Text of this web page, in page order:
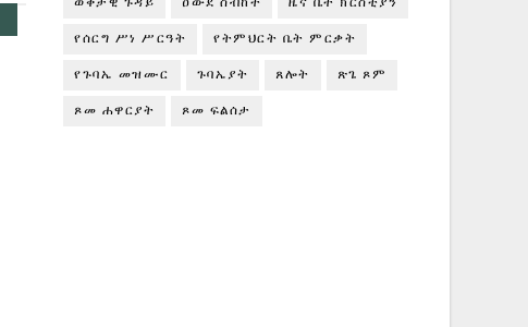
የሰርግ ሥነ ሥርዓት የትምህርት ቤት ምርቃት
የጉባኤ መዝሙር ጉባኤያት ጸሎት ጽጌ ጾም
ጾመ ሐዋርያት ጾመ ፍልሰታ